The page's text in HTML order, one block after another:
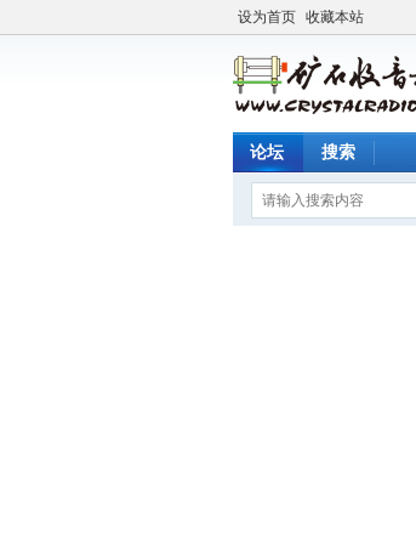
设为首页 收藏本站
论坛 搜索